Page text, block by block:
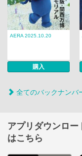
AERA 2025.10.20
購入
全てのバックナンバ
アプリダウンロー
はこちら